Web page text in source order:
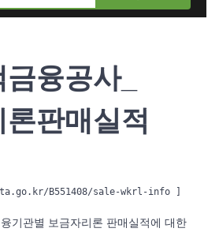
융공사_
판매실적
B551408/sale-wkrl-info
기관별 보금자리론 판매실적에 대한